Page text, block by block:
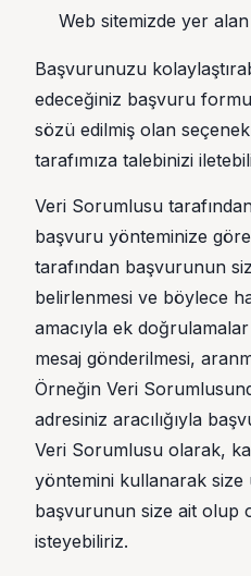
Web sitemizde yer
Başvurunuzu
edeceğiniz başvuru
sözü edilmiş olan
tarafımıza talebinizi
Veri Sorumlusu
başvuru yönteminize
tarafından başvurunun
belirlenmesi ve böylece
amacıyla ek
mesaj gönderilmesi,
Örneğin Veri
adresiniz aracılığıyla
Veri Sorumlusu olarak,
yöntemini kullanarak size
başvurunun size ait olup
isteyebiliriz.